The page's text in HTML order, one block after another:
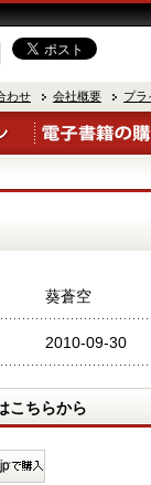
わせ 会社概要 プラ
葵蒼空
2010-09-30
こちらから